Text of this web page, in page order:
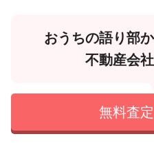
おうちの語り部
不動産会
無料査